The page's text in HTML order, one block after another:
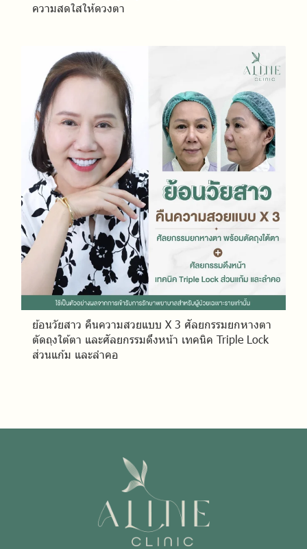
ความสดใสให้ดวงตา
ย้อนวัยสาว คืนความสวยแบบ X 3 ศัลยกรรมยกหางตา
ตัดถุงใต้ตา และศัลยกรรมดึงหน้า เทคนิค Triple Lock
ส่วนแก้ม และลำคอ